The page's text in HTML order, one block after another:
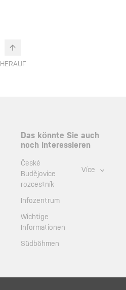
HERAUF
Das könnte Sie auch
noch interessieren
České
Budějovice
rozcestník
Infozentrum
Wichtige
Informationen
Südböhmen
Více